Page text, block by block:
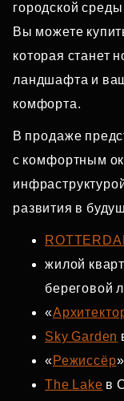
городской
Вы можете
которая станет
ландшафта и
комфорта.
В продаже
с комфортным
развития в
жилой
береговой
«
Sky Garden
«Режиссёр
The Lake в